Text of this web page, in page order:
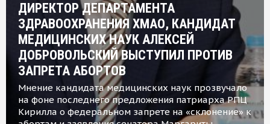
ДИРЕКТОР ДЕПАРТАМЕНТА
ЗДРАВООХРАНЕНИЯ ХМАО, КАНДИДАТ
МЕДИЦИНСКИХ НАУК АЛЕКСЕЙ
ДОБРОВОЛЬСКИЙ ВЫСТУПИЛ ПРОТИВ
ЗАПРЕТА АБОРТОВ
Мнение кандидата медицинских наук прозвучало
на фоне последнего предложения патриарха РПЦ
Кирилла о федеральном запрете на «склонение» к